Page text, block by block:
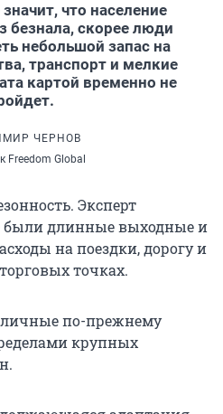
что население
безнала, скорее люди
небольшой запас на
транспорт и мелкие
картой временно не
ЧЕРНОВ
Freedom Global
Эксперт
были длинные выходные и
на поездки, дорогу и
точках.
по-прежнему
крупных